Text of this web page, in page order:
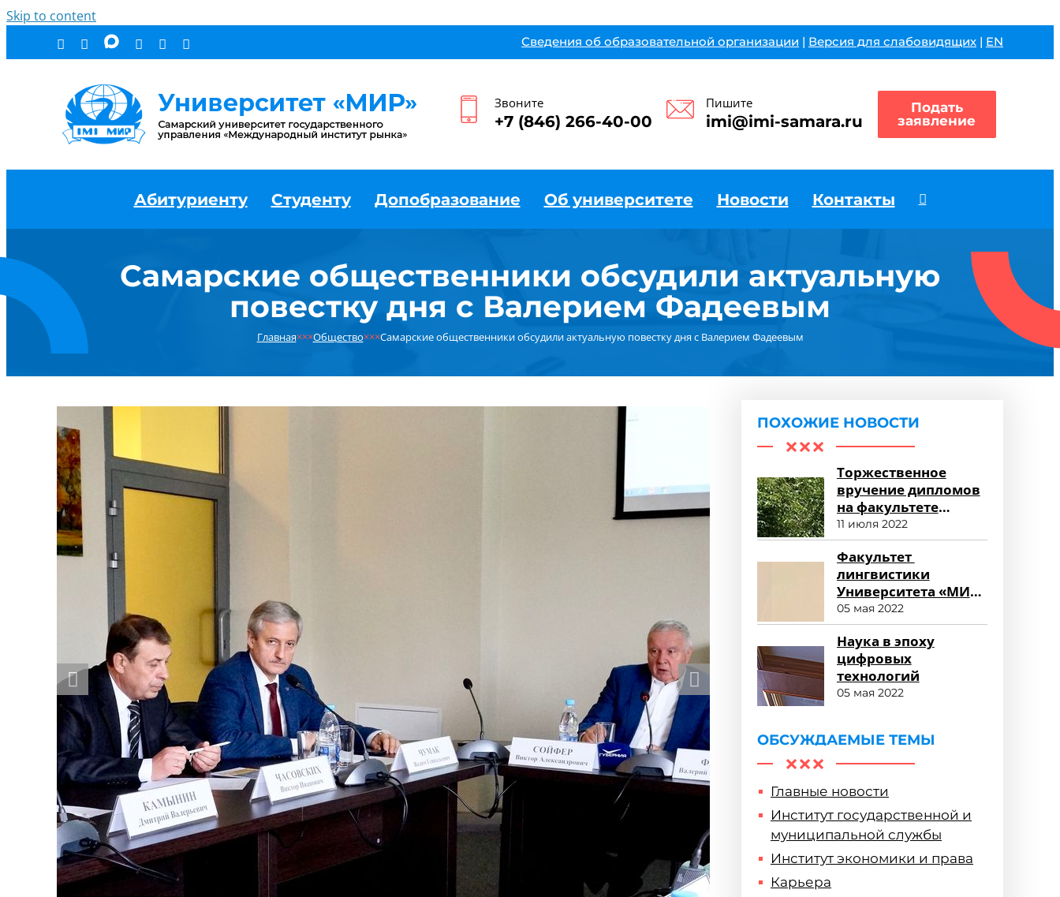
Skip to content
Сведения об образовательной организации | Версия для слабовидящих | EN
Звоните
+7 (846) 266-40-00
Пишите
imi@imi-samara.ru
Подать
заявление
Абитуриенту Студенту Допобразование Об университете Новости Контакты
Самарские общественники обсудили актуальную
повестку дня с Валерием Фадеевым
Главная×××Общество×××Самарские общественники обсудили актуальную повестку дня с Валерием Фадеевым
ПОХОЖИЕ НОВОСТИ
Торжественное
вручение дипломов
на факультете
среднего
профессионального
образования
11 июля 2022
Факультет
лингвистики
Университета «МИР»
глазами
работодателя
05 мая 2022
Наука в эпоху
цифровых
технологий
05 мая 2022
ОБСУЖДАЕМЫЕ ТЕМЫ
Главные новости
Институт государственной и
муниципальной службы
Институт экономики и права
Карьера